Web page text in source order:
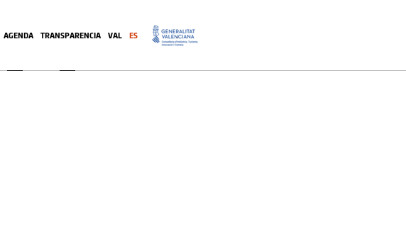
AGENDA TRANSPARENCIA .
VAL ES